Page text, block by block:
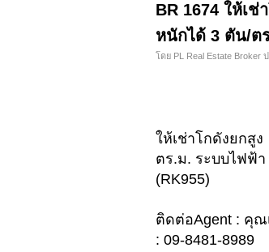
BR 1674 ให้เ
หนักได้ 3 ตัน/ต
โดย PL Real Estate Broker
ให้เช่าโกดังยก
ตร.ม. ระบบไฟฟ้า
(RK955)
ติดต่อAgent : คุณ
: 09-8481-8989